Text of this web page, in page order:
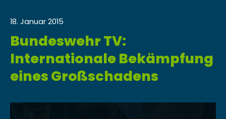
18. Januar 2015
Bundeswehr TV:
Internationale Bekämpfung
eines Großschadens